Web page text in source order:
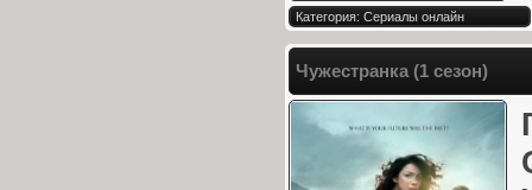
Категория: Сериалы онлайн
Чужестранка (1 сезон)